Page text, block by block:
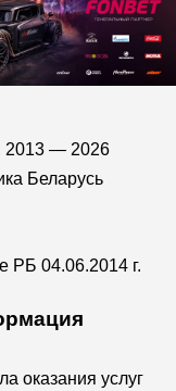
2013 — 2026
Беларусь
РБ 04.06.2014 г.
оказания услуг